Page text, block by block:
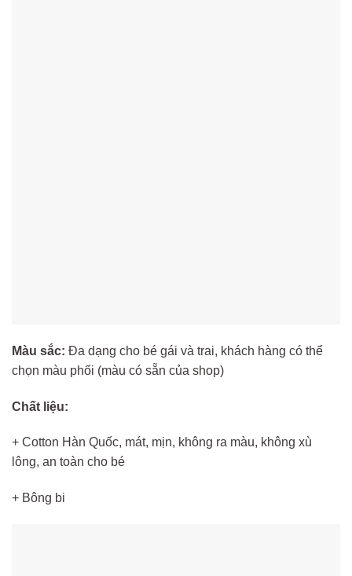
Màu sắc: Đa dạng cho bé gái và trai, khách hàng có thể
chọn màu phối (màu có sẵn của shop)
Chất liệu:
+ Cotton Hàn Quốc, mát, mịn, không ra màu, không xù
lông, an toàn cho bé
+ Bông bi